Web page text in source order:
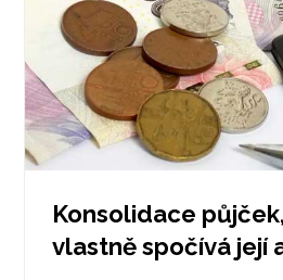
Konsolidace
vlastně spočívá její